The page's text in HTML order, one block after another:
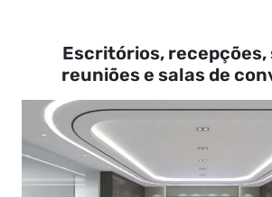
Escritórios, recepções,
reuniões e salas de